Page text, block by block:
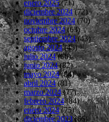
enero 2025(71)
diciembre 2024(72)
noviembre 2024(70)
octubre 2024(63)
septiembre 2024(43)
agosto 2024(45)
julio 2024(66)
junio 2024(82)
mayo 2024(84)
abril 2024(81)
marzo 2024(77)
febrero 2024(84)
enero 2024(75)
diciembre 2023(66)